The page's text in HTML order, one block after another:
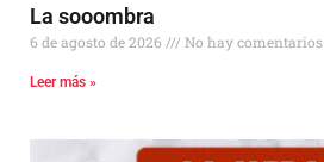
La sooombra
6 de agosto de 2026 No hay comentarios
Leer más »